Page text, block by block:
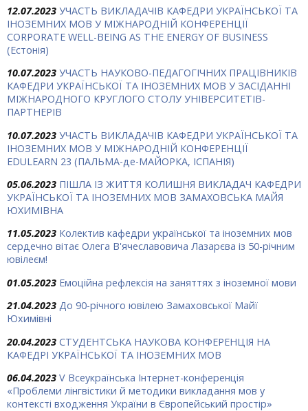
12.07.2023 УЧАСТЬ ВИКЛАДАЧІВ КАФЕДРИ УКРАЇНСЬКОЇ ТА
ІНОЗЕМНИХ МОВ У МІЖНАРОДНІЙ КОНФЕРЕНЦІЇ
CORPORATE WELL-BEING AS THE ENERGY OF BUSINESS
(Естонія)
10.07.2023 УЧАСТЬ НАУКОВО-ПЕДАГОГІЧНИХ ПРАЦІВНИКІВ
КАФЕДРИ УКРАЇНСЬКОЇ ТА ІНОЗЕМНИХ МОВ У ЗАСІДАННІ
МІЖНАРОДНОГО КРУГЛОГО СТОЛУ УНІВЕРСИТЕТІВ-
ПАРТНЕРІВ
10.07.2023 УЧАСТЬ ВИКЛАДАЧІВ КАФЕДРИ УКРАЇНСЬКОЇ ТА
ІНОЗЕМНИХ МОВ У МІЖНАРОДНІЙ КОНФЕРЕНЦІЇ
EDULEARN 23 (ПАЛЬМА-де-МАЙОРКА, ІСПАНІЯ)
05.06.2023 ПІШЛА ІЗ ЖИТТЯ КОЛИШНЯ ВИКЛАДАЧ КАФЕДРИ
УКРАЇНСЬКОЇ ТА ІНОЗЕМНИХ МОВ ЗАМАХОВСЬКА МАЙЯ
ЮХИМІВНА
11.05.2023 Колектив кафедри української та іноземних мов
сердечно вітає Олега В'ячеславовича Лазарєва із 50-річним
ювілеєм!
01.05.2023 Емоційна рефлексія на заняттях з іноземної мови
21.04.2023 До 90-річного ювілею Замаховської Майї
Юхимівні
20.04.2023 СТУДЕНТСЬКА НАУКОВА КОНФЕРЕНЦІЯ НА
КАФЕДРІ УКРАЇНСЬКОЇ ТА ІНОЗЕМНИХ МОВ
06.04.2023 V Всеукраїнська Інтернет-конференція
«Проблеми лінгвістики й методики викладання мов у
контексті входження України в Європейський простір»